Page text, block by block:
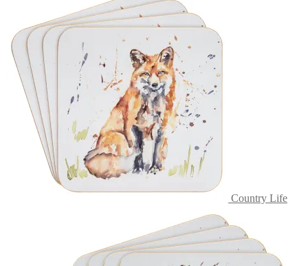
Country Life